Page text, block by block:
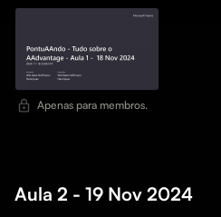
Apenas para membros.
Aula 2 - 19 Nov 2024